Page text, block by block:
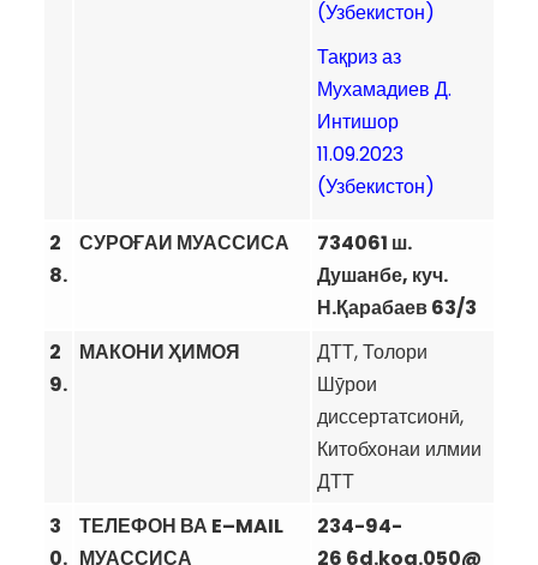
(Узбекистон)
Тақриз аз
Мухамадиев Д.
Интишор
11.09.2023
(Узбекистон)
2
8.
СУРОҒАИ МУАССИСА
734061 ш.
Душанбе, куч.
Н.Қарабаев 63/3
2
9.
МАКОНИ ҲИМОЯ
ДТТ, Толори
Шӯрои
диссертатсионӣ,
Китобхонаи илмии
ДТТ
3
0.
ТЕЛЕФОН ВА E–MAIL
МУАССИСА
234-94-
26 6d.koa.050@